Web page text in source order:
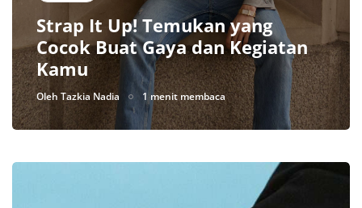
Strap It Up! Temukan yang
Cocok Buat Gaya dan Kegiatan
Kamu
Oleh Tazkia Nadia 1 menit membaca